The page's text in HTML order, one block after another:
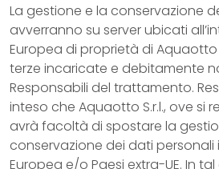
La gestione e la conservazione
avverranno su server ubicati
Europea di proprietà di Aquaotto
terze incaricate e debitamente
Responsabili del trattamento.
inteso che Aquaotto S.r.l., ove si
avrà facoltà di spostare la
conservazione dei dati personali
Europea e/o Paesi extra-UE. In